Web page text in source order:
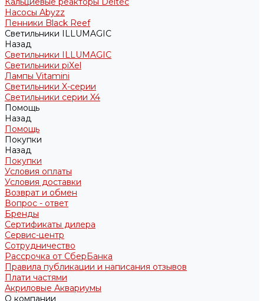
Насосы Abyzz
Пенники Black Reef
Светильники ILLUMAGIC
Назад
Светильники ILLUMAGIC
Светильники piXel
Лампы Vitamini
Светильники X-серии
Светильники серии X4
Помощь
Назад
Помощь
Покупки
Назад
Покупки
Условия оплаты
Условия доставки
Возврат и обмен
Вопрос - ответ
Бренды
Сертификаты дилера
Сервис-центр
Сотрудничество
Рассрочка от СберБанка
Правила публикации и написания отзывов
Плати частями
Акриловые Аквариумы
О компании